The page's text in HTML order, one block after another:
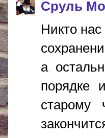
Сруль
Никто
а
порядке
старому